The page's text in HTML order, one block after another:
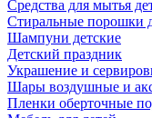
Средства для мытья
Стиральные порошки
Шампуни детские
Детский праздник
Украшение и
Шары воздушные и
Пленки оберточные